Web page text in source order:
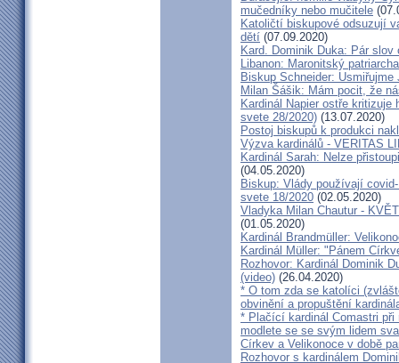
mučedníky nebo mučitele
Katoličtí biskupové odsuzují
dětí (07.09.2020)
Kard. Dominik Duka: Pár slov
Libanon: Maronitský
Biskup Schneider:
Milan Šášik: Mám pocit, že
Kardinál Napier ostře
svete 28/2020) (13.07.2020)
Postoj biskupů k produkci
Výzva kardinálů - VERITAS
Kardinál Sarah: Nelze
(04.05.2020)
Biskup: Vlády používají
svete 18/2020 (02.05.2020)
Vladyka Milan Chautur -
(01.05.2020)
Kardinál Brandmüller:
Kardinál Müller: "Pánem
Rozhovor: Kardinál Dominik
(video) (26.04.2020)
* O tom zda se katolíci
obvinění a propuštění
* Plačící kardinál Comastri
modlete se se svým lidem
Církev a Velikonoce v době
Rozhovor s kardinálem